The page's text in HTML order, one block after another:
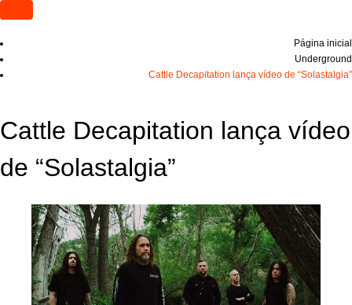
Página inicial
Underground
Cattle Decapitation lança vídeo de “Solastalgia”
Cattle Decapitation lança vídeo
de “Solastalgia”